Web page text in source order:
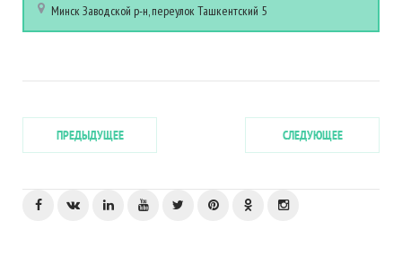
МинскЗаводской р-н, переулок Ташкентский 5
ПРЕДЫДУЩЕЕ СЛЕДУЮЩЕЕ